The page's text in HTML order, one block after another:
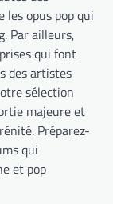
opus pop qui
Par ailleurs,
qui font
des artistes
sélection
majeure et
Préparez-
qui
et pop